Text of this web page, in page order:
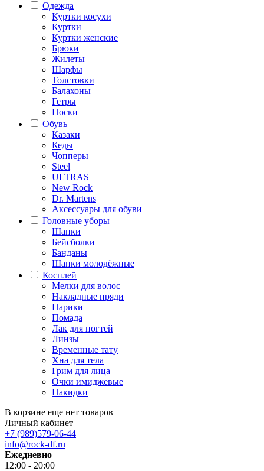
Одежда
Куртки косухи
Куртки
Куртки женские
Брюки
Жилеты
Шарфы
Толстовки
Балахоны
Гетры
Носки
Обувь
Казаки
Кеды
Чопперы
Steel
ULTRAS
New Rock
Dr. Martens
Аксессуары для обуви
Головные уборы
Шапки
Бейсболки
Банданы
Шапки молодёжные
Косплей
Мелки для волос
Накладные пряди
Парики
Помада
Лак для ногтей
Линзы
Временные тату
Хна для тела
Грим для лица
Очки имиджевые
Накидки
В корзине еще нет товаров
Личный кабинет
+7 (989)579-06-44
info@rock-df.ru
Ежедневно
12:00 - 20:00